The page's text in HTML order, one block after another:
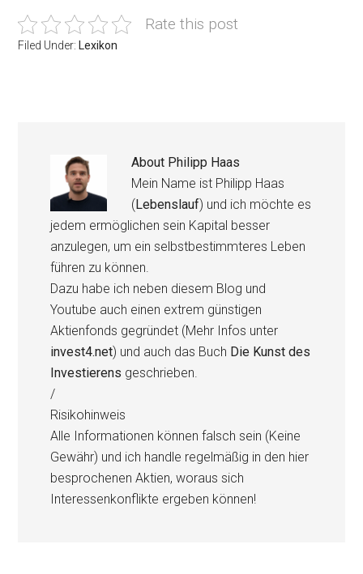
Rate this post
Filed Under: Lexikon
About Philipp Haas
Mein Name ist Philipp Haas
(Lebenslauf) und ich möchte es
jedem ermöglichen sein Kapital besser
anzulegen, um ein selbstbestimmteres Leben
führen zu können.
Dazu habe ich neben diesem Blog und
Youtube auch einen extrem günstigen
Aktienfonds gegründet (Mehr Infos unter
invest4.net) und auch das Buch Die Kunst des
Investierens geschrieben.
/
Risikohinweis
Alle Informationen können falsch sein (Keine
Gewähr) und ich handle regelmäßig in den hier
besprochenen Aktien, woraus sich
Interessenkonflikte ergeben können!